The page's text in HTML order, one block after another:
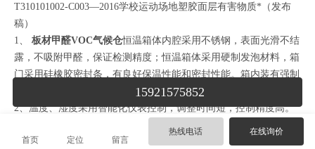
T310101002-C003—2016学校运动场地塑胶面层有害物质*（发布
稿）
1、 板材甲醛VOC气候仓恒温箱体内腔采用不锈钢，表面光滑不结
露，不吸附甲醛，保证检测精度；恒温箱体采用硬制发泡材料，箱
门采用硅橡胶密封条，有良好保温性能和密封性能。箱内装有强制
空气循环装置（形成循环空气流），以确保箱内温湿度均衡一致。
2、温度、湿度采用智能化仪表控制，调整时间短，控制精度高。
变化平稳，从而大大提高控 湿精度。
15921575852
首页 定位 留言
热线电话 在线询价